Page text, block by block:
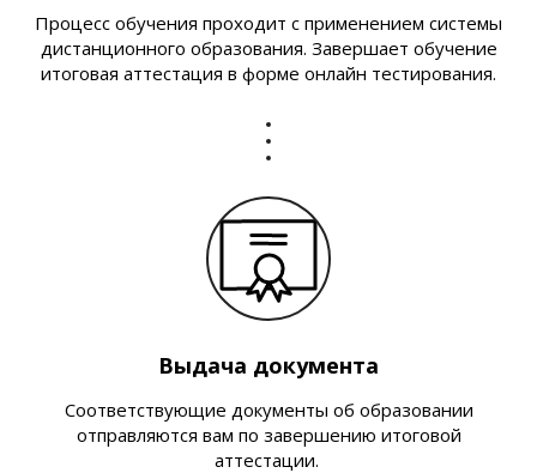
Процесс обучения проходит с применением системы
дистанционного образования. Завершает обучение
итоговая аттестация в форме онлайн тестирования.
Выдача документа
Соответствующие документы об образовании
отправляются вам по завершению итоговой
аттестации.